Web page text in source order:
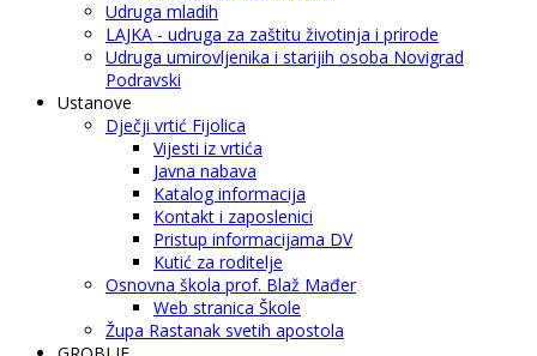
Udruga mladih
LAJKA - udruga za zaštitu životinja i prirode
Udruga umirovljenika i starijih osoba Novigrad
Podravski
Ustanove
Dječji vrtić Fijolica
Vijesti iz vrtića
Javna nabava
Katalog informacija
Kontakt i zaposlenici
Pristup informacijama DV
Kutić za roditelje
Osnovna škola prof. Blaž Mađer
Web stranica Škole
Župa Rastanak svetih apostola